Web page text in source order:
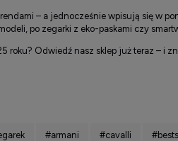
– a jednocześnie wpisują się w
po zegarki z eko-paskami czy
roku? Odwiedź nasz sklep już teraz – i
#armani #cavalli